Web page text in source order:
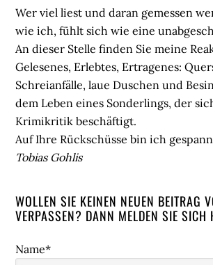
Wer viel liest und daran gemessen
wie ich, fühlt sich wie eine
An dieser Stelle finden Sie meine
Gelesenes, Erlebtes, Ertragenes:
Schreianfälle, laue Duschen und
dem Leben eines Sonderlings, der
Krimikritik beschäftigt.
Auf Ihre Rückschüsse bin ich
Tobias Gohlis
WOLLEN SIE KEINEN NEUEN BEITRAG
VERPASSEN? DANN MELDEN SIE SICH
Name*